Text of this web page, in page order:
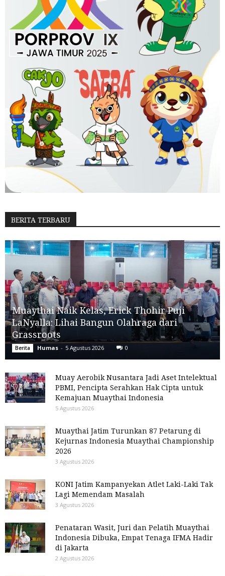
BERITA TERBARU
Muaythai Naik Kelas, Erick Thohir Puji
LaNyalla: Lihai Bangun Olahraga dari
Grassroots
Berita Humas - 5 Agustus 2026 0
Muay Aerobik Nusantara Jadi Aset Intelektual
PBMI, Pencipta Serahkan Hak Cipta untuk
Kemajuan Muaythai Indonesia
5 Agustus 2026
Muaythai Jatim Turunkan 87 Petarung di
Kejurnas Indonesia Muaythai Championship
2026
3 Agustus 2026
KONI Jatim Kampanyekan Atlet Laki-Laki Tak
Lagi Memendam Masalah
3 Agustus 2026
Penataran Wasit, Juri dan Pelatih Muaythai
Indonesia Dibuka, Empat Tenaga IFMA Hadir
di Jakarta
2 Agustus 2026